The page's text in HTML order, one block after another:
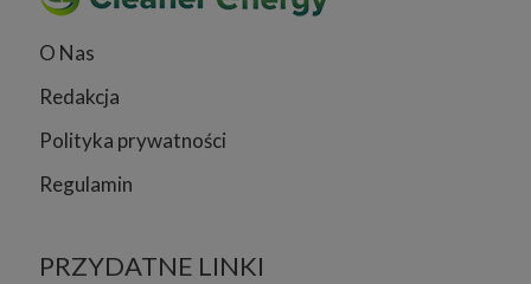
O Nas
Redakcja
Polityka prywatności
Regulamin
PRZYDATNE LINKI